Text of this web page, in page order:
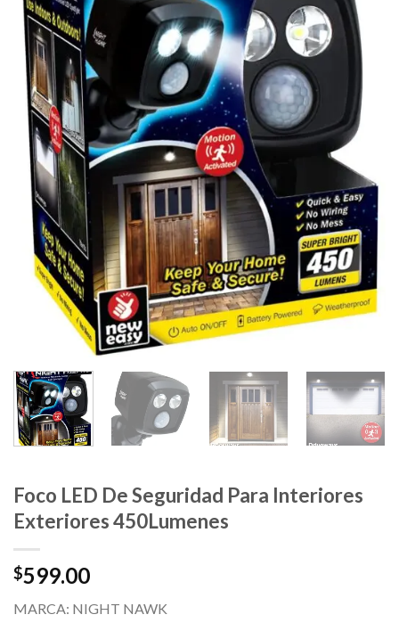
Foco LED De Seguridad Para Interiores
Exteriores 450Lumenes
$599.00
MARCA: NIGHT NAWK